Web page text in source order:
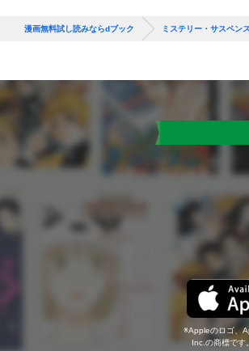
漫画無料試し読みならdブック ミステリー・サスペンス
Appleのロゴ、
Inc.の商標で